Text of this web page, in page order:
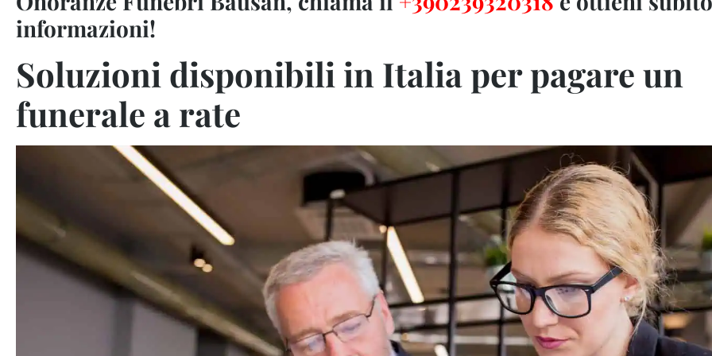
informazioni!
Soluzioni disponibili in Italia per pagare un
funerale a rate